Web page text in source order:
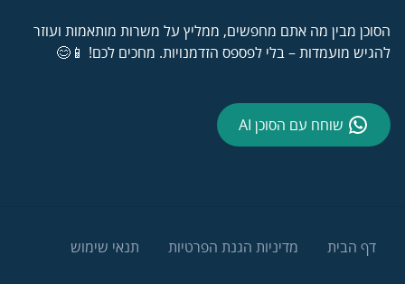
הסוכן מבין מה אתם מחפשים, ממליץ על משרות מותאמות ועוזר
להגיש מועמדות – בלי לפספס הזדמנויות. מחכים לכם! 📱😊
שוחח עם הסוכן AI
דף הבית מדיניות הגנת הפרטיות תנאי שימוש